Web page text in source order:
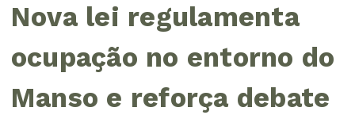
Nova lei regulamenta
ocupação no entorno do
Manso e reforça debate